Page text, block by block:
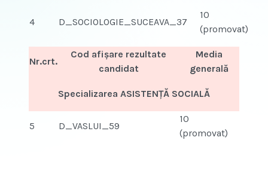
4 D_SOCIOLOGIE_SUCEAVA_37
10
(promovat)
Nr.crt.
Cod afişare rezultate
candidat
Media
generală
Specializarea ASISTENŢĂ SOCIALĂ
5 D_VASLUI_59
10
(promovat)